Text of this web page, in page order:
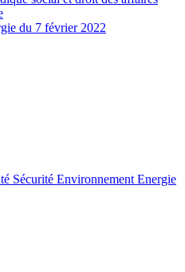
du 7 février 2022
Sécurité Environnement Energie